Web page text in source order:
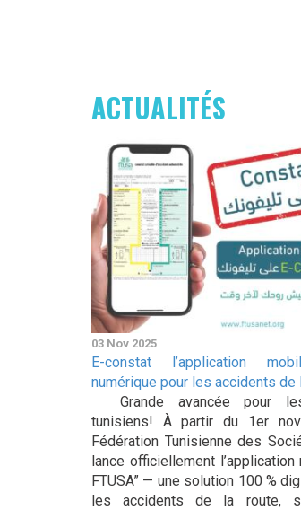
ACTUALITÉS
03 Nov 2025
E-constat l’application
numérique pour les accidents de
Grande avancée pour
tunisiens! À partir du 1er
Fédération Tunisienne des
lance officiellement l’application
FTUSA” — une solution 100 %
les accidents de la route,